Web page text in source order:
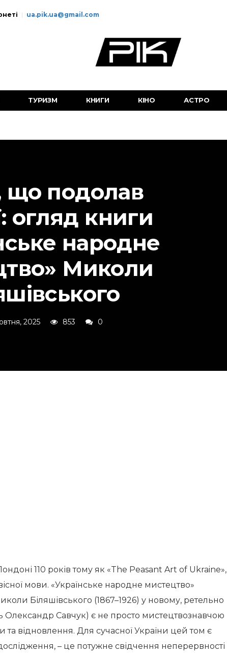
ua.pik.ua@gmail.com
ТУРИЗМ КНИГИ КІНО АСТРО
що подолав
огляд книги
народне
Миколи
2025 853 0
110 років тому як «The Peasant Art of Ukraine»,
мови. «Українське народне мистецтво»
Біляшівського (1867–1926) у новому, ретельно
Олександр Савчук) є не просто мистецтвознавчою
та відновлення. Для сучасної України цей том є
– це потужне свідчення неперервності